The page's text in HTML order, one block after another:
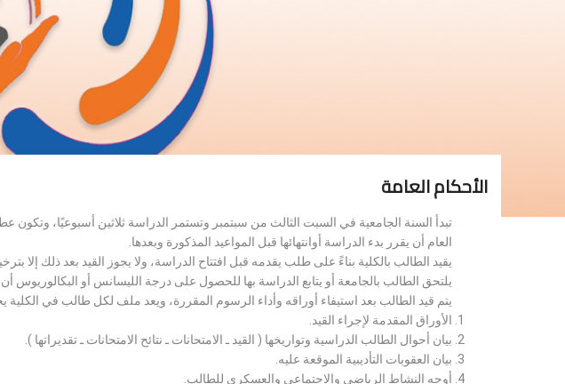
الأحكام العامة
تبدأ السنة الجامعية في السبت الثالث من سبتمبر وتستمر الدراسة ثلاثين أسبوعيًا،
العام أن يقرر بدء الدراسة أوانتهائها قبل المواعيد المذكورة وبعدها.
يقيد الطالب بالكلية بناءً على طلب يقدمه قبل افتتاح الدراسة، ولا يجوز القيد بعد ذلك
يلتحق الطالب بالجامعة أو يتابع الدراسة بها للحصول على درجة الليسانس أو
يتم قيد الطالب بعد استيفاء أوراقه وأداء الرسوم المقررة، ويعد ملف لكل طالب في
الأوراق المقدمة لإجراء القيد.
بيان أحوال الطالب الدراسية وتواريخها ( القيد ـ الامتحانات ـ نتائح الامتحانات ـ تقديراتها ).
بيان العقوبات التأديبية الموقعة عليه.
أوجه النشاط الرياضي والاجتماعي والعسكري للطالب.